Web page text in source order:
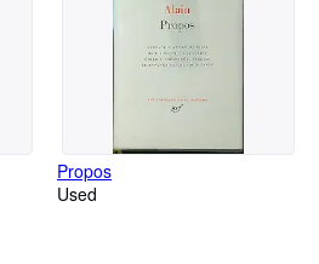
Propos
Used